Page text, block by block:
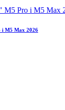
i M5 Max 2026